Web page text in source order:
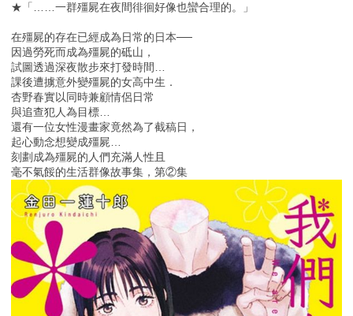
★「……一群殭屍在夜間徘徊好像也蠻合理的。」
在殭屍的存在已經成為日常的日本──
因過勞死而成為殭屍的砥山，
試圖透過深夜散步來打發時間…
課後遭擄意外變殭屍的女高中生．
杏野春實以同時兼顧情侶日常
與追查犯人為目標…
還有一位女性漫畫家竟然為了截稿日，
起心動念想變成殭屍…
刻劃成為殭屍的人們充滿人性且
毫不氣餒的生活群像故事集，第②集